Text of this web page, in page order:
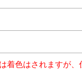
着色はされますが